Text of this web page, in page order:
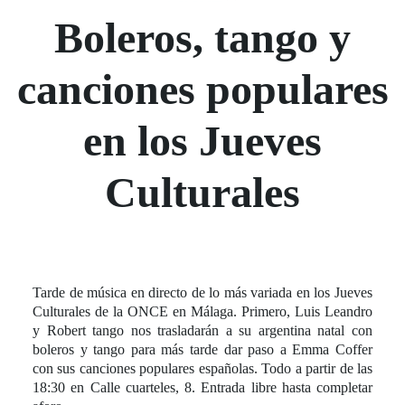
Boleros, tango y
canciones populares
en los Jueves
Culturales
Tarde de música en directo de lo más variada en los Jueves
Culturales de la ONCE en Málaga. Primero, Luis Leandro
y Robert tango nos trasladarán a su argentina natal con
boleros y tango para más tarde dar paso a Emma Coffer
con sus canciones populares españolas. Todo a partir de las
18:30 en Calle cuarteles, 8. Entrada libre hasta completar